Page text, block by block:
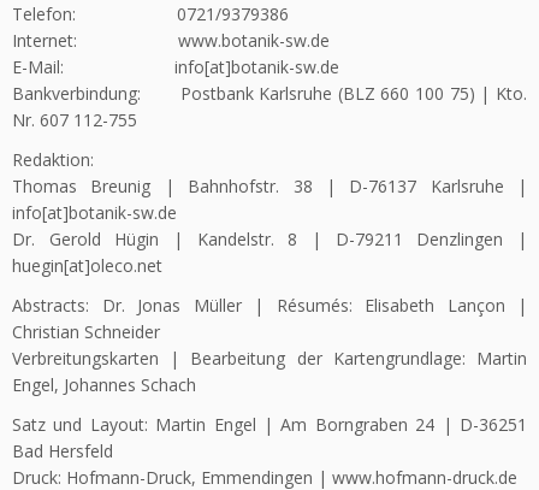
Telefon: 0721/9379386
Internet: www.botanik-sw.de
E-Mail: info[at]botanik-sw.de
Bankverbindung: Postbank Karlsruhe (BLZ 660 100 75) | Kto.
Nr. 607 112-755
Redaktion:
Thomas Breunig | Bahnhofstr. 38 | D-76137 Karlsruhe |
info[at]botanik-sw.de
Dr. Gerold Hügin | Kandelstr. 8 | D-79211 Denzlingen |
huegin[at]oleco.net
Abstracts: Dr. Jonas Müller | Résumés: Elisabeth Lançon |
Christian Schneider
Verbreitungskarten | Bearbeitung der Kartengrundlage: Martin
Engel, Johannes Schach
Satz und Layout: Martin Engel | Am Borngraben 24 | D-36251
Bad Hersfeld
Druck: Hofmann-Druck, Emmendingen | www.hofmann-druck.de